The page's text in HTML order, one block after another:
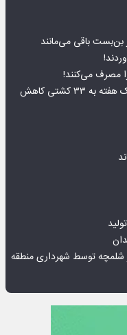
بن‌بست باقی می‌مانند
ترافیک کشتیرانی از طریق تنگه هرمز در یک هفته به ۳۳ کشتی کاهش
شلمچه توسط شهرداری منطقه